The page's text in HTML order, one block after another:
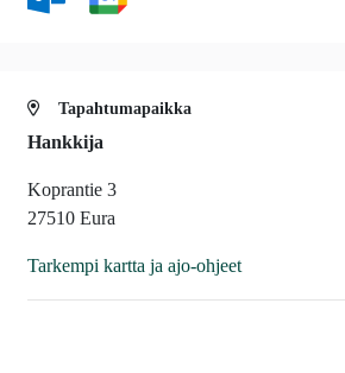
Tapahtumapaikka
Hankkija
Koprantie 3
27510 Eura
Tarkempi kartta ja ajo-ohjeet